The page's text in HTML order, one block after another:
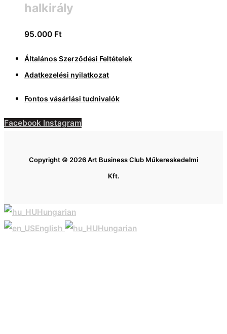
halkirály
95.000 Ft
Általános Szerződési Feltételek
Adatkezelési nyilatkozat
Fontos vásárlási tudnivalók
Facebook Instagram
Copyright © 2026 Art Business Club Műkereskedelmi
Kft.
Hungarian
English
Hungarian